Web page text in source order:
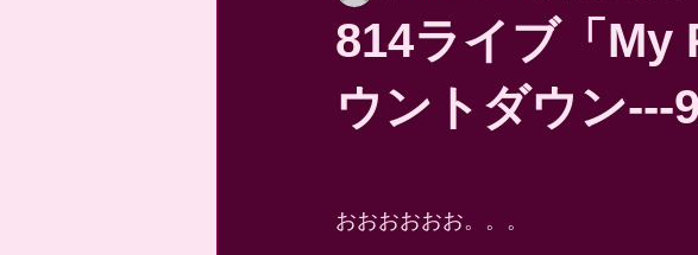
814ライブ「My
ウントダウン---
おおおおおお。。。